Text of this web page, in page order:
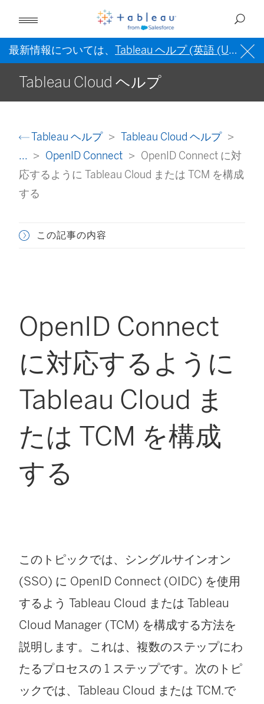
最新情報については、 Tableau ヘルプ (英語 (US)) を
Tableau Cloud ヘルプ
Tableau ヘルプ
Tableau Cloud ヘルプ
...
OpenID Connect
OpenID Connect に対
応するように Tableau Cloud または TCM を構成
する
この記事の内容
OpenID Connect
に対応するように
Tableau Cloud ま
たは TCM を構成
する
このトピックでは、シングルサインオン
(SSO) に OpenID Connect (OIDC) を使用
するよう Tableau Cloud または Tableau
Cloud Manager (TCM) を構成する方法を
説明します。これは、複数のステップにわ
たるプロセスの 1 ステップです。次のトピ
ックでは、 Tableau Cloud または TCM.で